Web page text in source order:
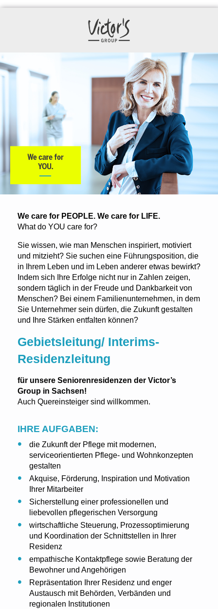
We care for PEOPLE. We care for LIFE.
What do YOU care for?
Sie wissen, wie man Menschen inspiriert, motiviert
und mitzieht? Sie suchen eine Führungsposition, die
in Ihrem Leben und im Leben anderer etwas bewirkt?
Indem sich Ihre Erfolge nicht nur in Zahlen zeigen,
sondern täglich in der Freude und Dankbarkeit von
Menschen? Bei einem Familienunternehmen, in dem
Sie Unternehmer sein dürfen, die Zukunft gestalten
und Ihre Stärken entfalten können?
Gebietsleitung/ Interims-
Residenzleitung
für unsere Seniorenresidenzen der Victor’s
Group in Sachsen!
Auch Quereinsteiger sind willkommen.
IHRE AUFGABEN:
die Zukunft der Pflege mit modernen,
serviceorientierten Pflege- und Wohnkonzepten
gestalten
Akquise, Förderung, Inspiration und Motivation
Ihrer Mitarbeiter
Sicherstellung einer professionellen und
liebevollen pflegerischen Versorgung
wirtschaftliche Steuerung, Prozessoptimierung
und Koordination der Schnittstellen in Ihrer
Residenz
empathische Kontaktpflege sowie Beratung der
Bewohner und Angehörigen
Repräsentation Ihrer Residenz und enger
Austausch mit Behörden, Verbänden und
regionalen Institutionen